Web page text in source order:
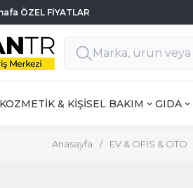
ÖZEL FİYATLAR
KOZMETİK & KİŞİSEL BAKIM GIDA
Anasayfa / EV & OFİS & OTO